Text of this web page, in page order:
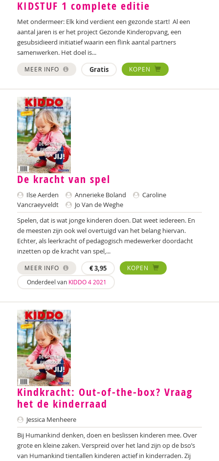
Tessa ten Tije
Diana Turkenburg-de Haan
Bianca Umans
Hester van Toorenburg
Caroline Vancraeyveldt
Matthieu Vandendriessche
Sanne Veldman
Wouter Verhage
Aart Verschuur
Veerle Vervaet
Nienke Vrolijk
Yrsa Wagemaker
Anke Wagenaar
Jo Van de Weghe
Simon Wemel
Carla van Wensen
Ferdie van de Winkel
Kevin de Wit
KIDSTUF 1 complete editie
Met ondermeer: Elk kind verdient een gezonde start! Al een
aantal jaren is er het project Gezonde Kinderopvang, een
gesubsidieerd initiatief waarin een flink aantal partners
samenwerken. Het doel is...
MEER INFO Gratis KOPEN
De kracht van spel
Ilse Aerden Annerieke Boland
Caroline
Vancraeyveldt
Jo Van de Weghe
Spelen, dat is wat jonge kinderen doen. Dat weet iedereen. En
de meesten zijn ook wel overtuigd van het belang hiervan.
Echter, als leerkracht of pedagogisch medewerker doordacht
inzetten op de kracht van spel,...
MEER INFO €3,95
KOPEN
Onderdeel van KIDDO 4 2021
Kindkracht: Out-of-the-box? Vraag
het de kinderraad
Jessica Menheere
Bij Humankind denken, doen en beslissen kinderen mee. Over
grote en kleine zaken. Verspreid over het land zijn op de bso’s
van Humankind tientallen kinderen actief in kinderraden. Zij